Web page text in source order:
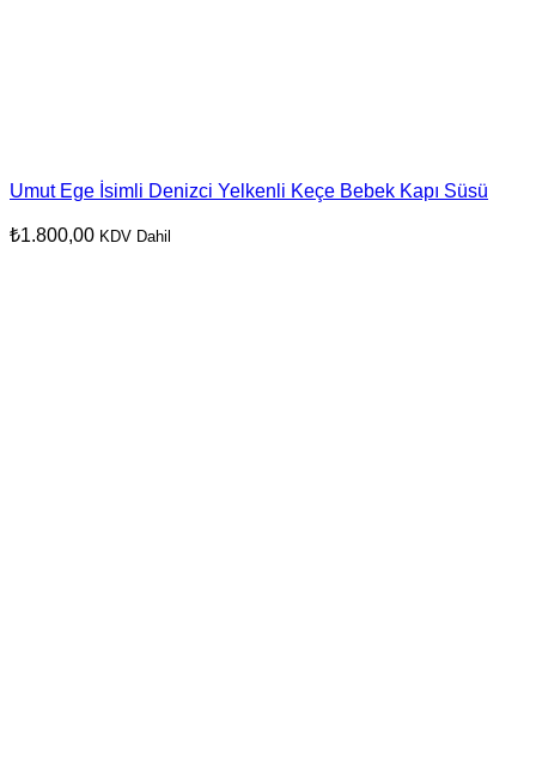
Umut Ege İsimli Denizci Yelkenli Keçe Bebek Kapı Süsü
₺1.800,00 KDV Dahil